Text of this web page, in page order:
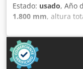
Estado: usado, Año
1.800 mm, altura
Color: Verde Peso
de fabricación:
Certificado CE: No -
Dimensiones de